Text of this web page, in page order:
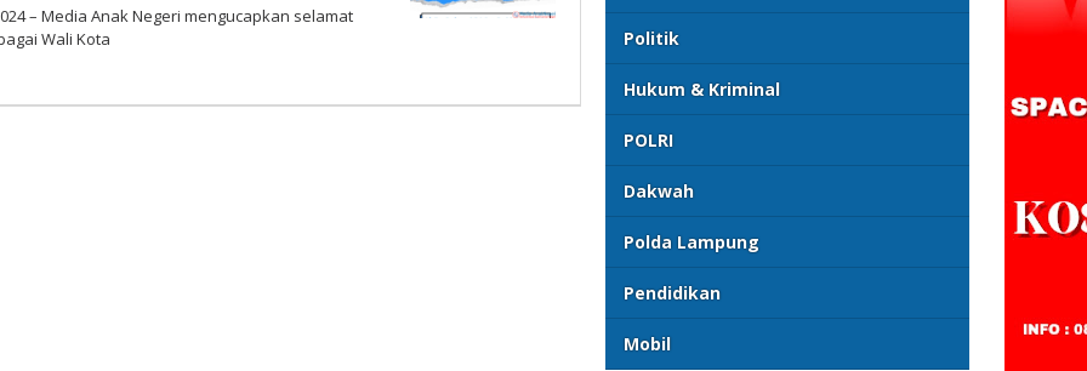
– Media Anak Negeri mengucapkan selamat
Wali Kota
Politik
Hukum & Kriminal
POLRI
Dakwah
Polda Lampung
Pendidikan
Mobil